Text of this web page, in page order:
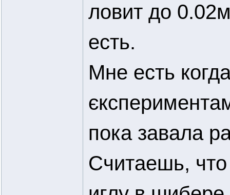
ловит до
есть.
Мне есть
пока завала
Считаешь, что